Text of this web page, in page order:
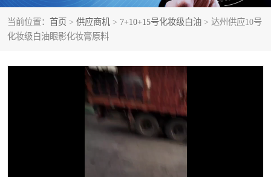
当前位置： 首页 > 供应商机 > 7+10+15号化妆级白油 > 达州供应10号
化妆级白油眼影化妆膏原料
异构烷烃 天然乳胶
26+32号化妆级白油 46+68号化妆级白油